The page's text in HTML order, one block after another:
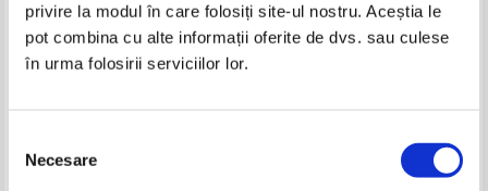
privire la modul în care folosiți site-ul nostru. Aceștia le
pot combina cu alte informații oferite de dvs. sau culese
în urma folosirii serviciilor lor.
consimțământului
Necesare
Pret: 13,00Lei 9,10 Lei
Adaugă în coș
Pret:20,00Lei 14,00 Lei
Adaugă în coș
-60% -60%